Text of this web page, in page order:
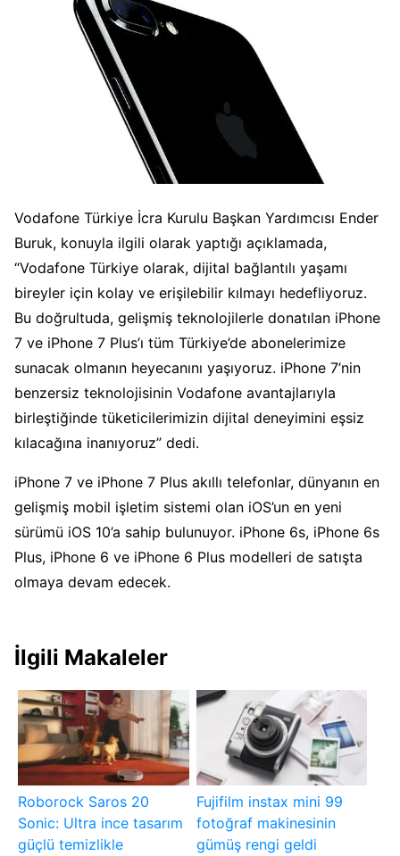
Vodafone Türkiye İcra Kurulu Başkan Yardımcısı Ender
Buruk, konuyla ilgili olarak yaptığı açıklamada,
“Vodafone Türkiye olarak, dijital bağlantılı yaşamı
bireyler için kolay ve erişilebilir kılmayı hedefliyoruz.
Bu doğrultuda, gelişmiş teknolojilerle donatılan iPhone
7 ve iPhone 7 Plus’ı tüm Türkiye’de abonelerimize
sunacak olmanın heyecanını yaşıyoruz. iPhone 7’nin
benzersiz teknolojisinin Vodafone avantajlarıyla
birleştiğinde tüketicilerimizin dijital deneyimini eşsiz
kılacağına inanıyoruz” dedi.
iPhone 7 ve iPhone 7 Plus akıllı telefonlar, dünyanın en
gelişmiş mobil işletim sistemi olan iOS’un en yeni
sürümü iOS 10’a sahip bulunuyor. iPhone 6s, iPhone 6s
Plus, iPhone 6 ve iPhone 6 Plus modelleri de satışta
olmaya devam edecek.
İlgili Makaleler
Roborock Saros 20
Sonic: Ultra ince tasarım
güçlü temizlikle
Fujifilm instax mini 99
fotoğraf makinesinin
gümüş rengi geldi